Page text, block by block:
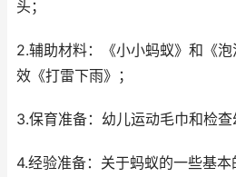
头；
2.辅助材料：《小小蚂蚁》和《
效《打雷下雨》；
3.保育准备：幼儿运动毛巾和检查
4.经验准备：关于蚂蚁的一些基本